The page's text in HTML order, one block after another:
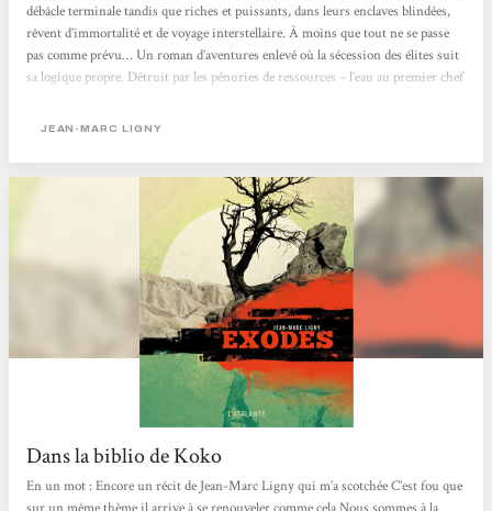
débâcle terminale tandis que riches et puissants, dans leurs enclaves blindées,
rêvent d’immortalité et de voyage interstellaire. À moins que tout ne se passe
pas comme prévu… Un roman d’aventures enlevé où la sécession des élites suit
sa logique propre. Détruit par les pénuries de ressources – l’eau au premier chef
sombre. La très vaste majorité de la population...
JEAN-MARC LIGNY
Dans la biblio de Koko
En un mot : Encore un récit de Jean-Marc Ligny qui m’a scotchée C’est fou que